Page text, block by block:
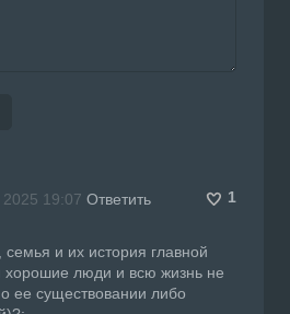
2025 19:07 Ответить
1
и их история главной
хорошие люди и всю жизнь не
ее существовании либо